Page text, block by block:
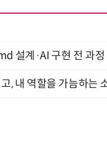
설계·AI 구현 전 과
, 내 역할을 가늠하는